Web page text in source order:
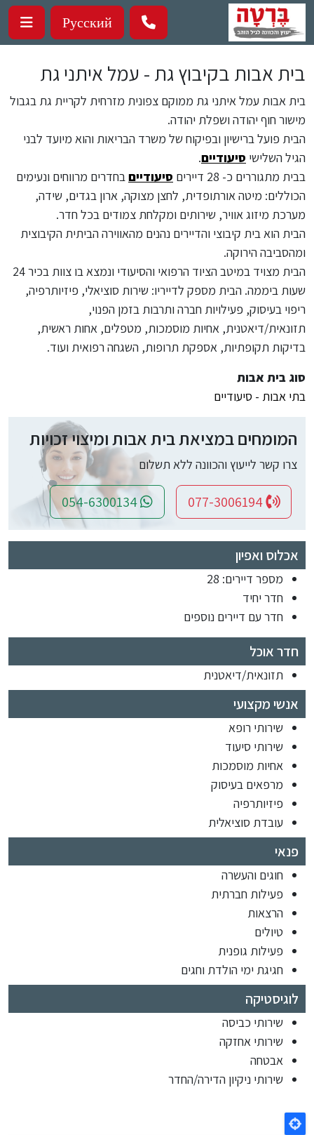
דילוג לתוכן העיקרי
Русский
בית אבות בקיבוץ גת - עמל איתני גת
בית אבות עמל איתני גת ממוקם צפונית מזרחית לקריית גת בגבול
מישור חוף יהודה ושפלת יהודה.
הבית פועל ברישיון ובפיקוח של משרד הבריאות והוא מיועד לבני
הגיל השלישי סיעודיים.
בבית מתגוררים כ- 28 דיירים
סיעודיים בחדרים מרווחים ונעימים
הכוללים: מיטה אורתופדית, לחצן מצוקה, ארון בגדים, שידה,
מערכת מיזוג אוויר, שירותים ומקלחת צמודים בכל חדר.
הבית הוא בית קיבוצי והדיירים נהנים מהאווירה הביתית הקיבוצית
ומהסביבה הירוקה.
הבית מצויד במיטב הציוד הרפואי והסיעודי ונמצא בו צוות בכיר 24
שעות ביממה. הבית מספק לדייריו: שירות סוציאלי, פיזיותרפיה,
ריפוי בעיסוק, פעילויות חברה ותרבות בזמן הפנוי,
תזונאית/דיאטנית, אחיות מוסמכות, מטפלים, אחות ראשית,
בדיקות תקופתיות, אספקת תרופות, השגחה רפואית ועוד.
סוג בית אבות
בתי אבות - סיעודיים
המומחים במציאת בית אבות ומיצוי זכויות
צרו קשר לייעוץ והכוונה ללא תשלום
אכלוס ואפיון
מספר דיירים: 28
חדר יחיד
חדר עם דיירים נוספים
חדר אוכל
תזונאית/דיאטנית
אנשי מקצועי
שירותי רופא
שירותי סיעוד
אחיות מוסמכות
מרפאים בעיסוק
פיזיותרפיה
עובדת סוציאלית
פנאי
חוגים והעשרה
פעילות חברתית
הרצאות
טיולים
פעילות גופנית
חגיגת ימי הולדת וחגים
לוגיסטיקה
שירותי כביסה
שירותי אחזקה
אבטחה
שירותי ניקיון הדירה/החדר